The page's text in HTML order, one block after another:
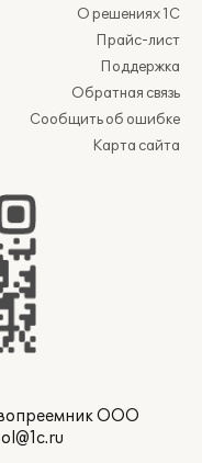
О решениях 1С
Прайс-лист
Поддержка
Обратная связь
Сообщить об ошибке
Карта сайта
ООО